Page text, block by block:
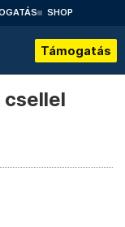
SHOP
Támogatás
csellel